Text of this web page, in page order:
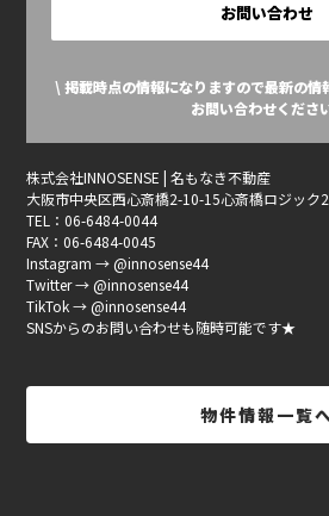
お問い合わせ
\ 掲載時点の情報になりますので最新の情
お問い合わせくださ
株式会社INNOSENSE | 名もなき不動産
大阪市中央区西心斎橋2-10-15心斎橋ロジック
TEL：06-6484-0044
FAX：06-6484-0045
Instagram → @innosense44
Twitter → @innosense44
TikTok → @innosense44
SNSからのお問い合わせも随時可能です★
物件情報一覧